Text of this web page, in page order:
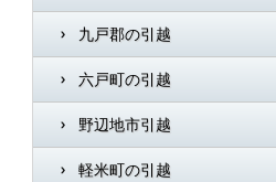
九戸郡の引越
六戸町の引越
野辺地市引越
軽米町の引越